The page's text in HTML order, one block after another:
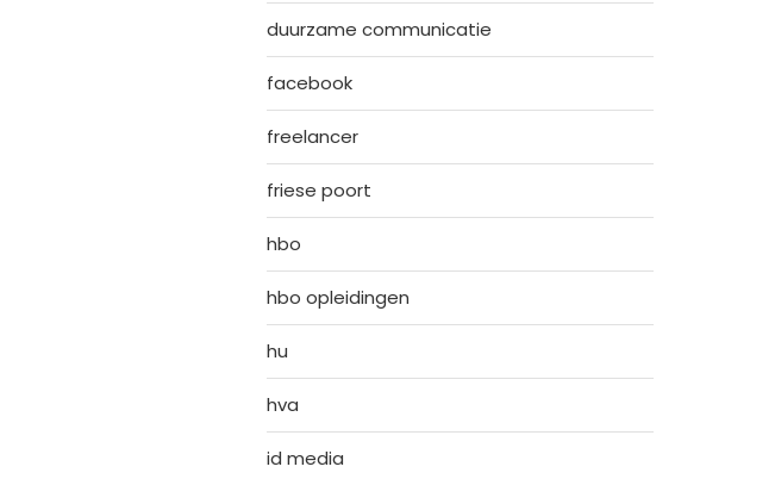
duurzame communicatie
facebook
freelancer
friese poort
hbo
hbo opleidingen
hu
hva
id media